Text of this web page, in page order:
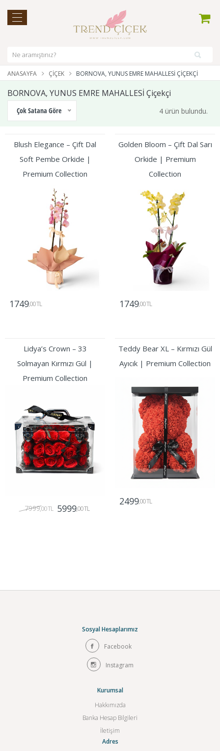
ANASAYFA ÇIÇEK BORNOVA, YUNUS EMRE MAHALLESİ ÇIÇEKÇI
BORNOVA, YUNUS EMRE MAHALLESİ Çiçekçi
Çok Satana Göre 4 ürün bulundu.
Blush Elegance – Çift Dal
Soft Pembe Orkide |
Premium Collection
1749,00 TL
Golden Bloom – Çift Dal Sarı
Orkide | Premium
Collection
1749,00 TL
Lidya’s Crown – 33
Solmayan Kırmızı Gül |
Premium Collection
7999,00 TL 5999,00 TL
Teddy Bear XL – Kırmızı Gül
Ayıcık | Premium Collection
2499,00 TL
Sosyal Hesaplarımız
Facebook
Instagram
Kurumsal
Hakkımızda
Banka Hesap Bilgileri
İletişim
Adres